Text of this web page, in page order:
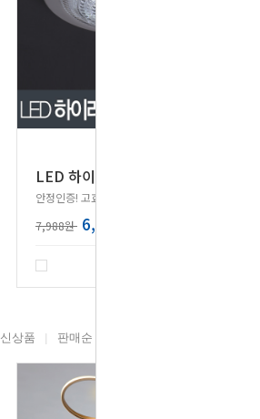
안정인증! 고효율 LED원형 센서등
7,988원 6,390원
신상품 판매순